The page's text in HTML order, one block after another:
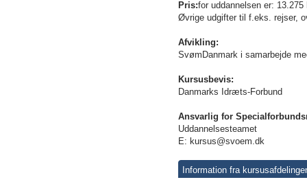
Pris:for uddannelsen er: 13.275
Øvrige udgifter til f.eks. rejser,
Afvikling:
SvømDanmark i samarbejde
Kursusbevis:
Danmarks Idræts-Forbund
Ansvarlig for
Uddannelsesteamet
E: kursus@svoem.dk
Information fra